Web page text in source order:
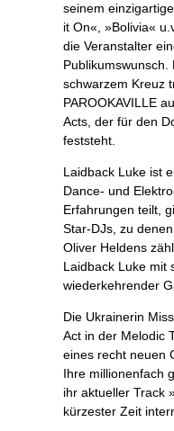
seinem
it On«, »Bolivia«
die Veranstalter
schwarzem Kreuz
PAROOKAVILLE
Acts, der für den
feststeht.
Laidback Luke ist
Dance- und
Erfahrungen teilt,
Star-DJs, zu
Oliver Heldens
Laidback Luke mit
wiederkehrender
Die Ukrainerin
Act in der Melodic
eines recht neuen
Ihre millionenfach
ihr aktueller Track
kürzester Zeit